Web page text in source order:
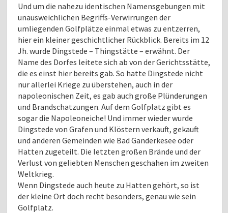
Und um die nahezu identischen Namensgebungen mit
unausweichlichen Begriffs-Verwirrungen der
umliegenden Golfplätze einmal etwas zu entzerren,
hier ein kleiner geschichtlicher Rückblick. Bereits im 12
Jh. wurde Dingstede – Thingstätte – erwähnt. Der
Name des Dorfes leitete sich ab von der Gerichtsstätte,
die es einst hier bereits gab. So hatte Dingstede nicht
nur allerlei Kriege zu überstehen, auch in der
napoleonischen Zeit, es gab auch große Plünderungen
und Brandschatzungen. Auf dem Golfplatz gibt es
sogar die Napoleoneiche! Und immer wieder wurde
Dingstede von Grafen und Klöstern verkauft, gekauft
und anderen Gemeinden wie Bad Ganderkesee oder
Hatten zugeteilt. Die letzten großen Brände und der
Verlust von geliebten Menschen geschahen im zweiten
Weltkrieg.
Wenn Dingstede auch heute zu Hatten gehört, so ist
der kleine Ort doch recht besonders, genau wie sein
Golfplatz.